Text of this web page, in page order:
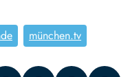
münchen.tv